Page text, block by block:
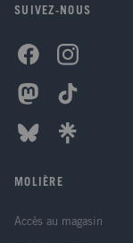
SUIVEZ-NOUS
MOLIÈRE
Accès au magasin